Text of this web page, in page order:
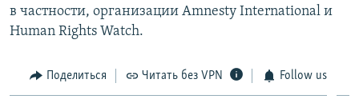
в частности, организации Amnesty International и
Human Rights Watch.
Поделиться Читать без VPN Follow us